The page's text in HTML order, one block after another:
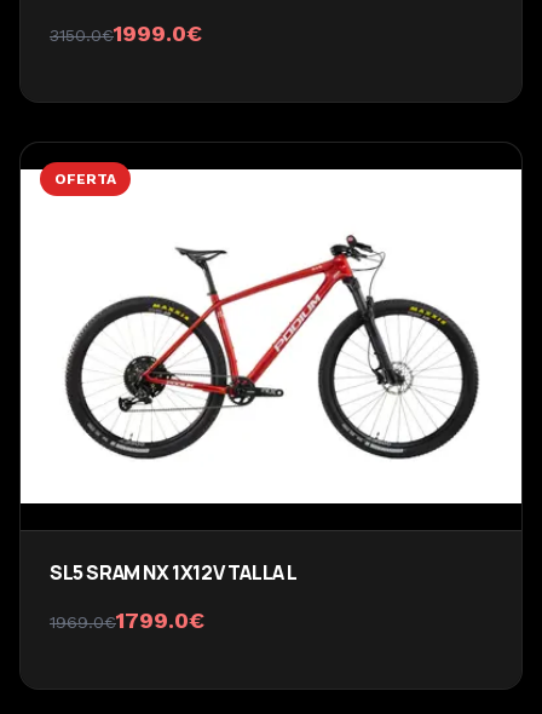
3150.0€1999.0€
OFERTA
SL5 SRAM NX 1X12V TALLA L
1969.0€1799.0€